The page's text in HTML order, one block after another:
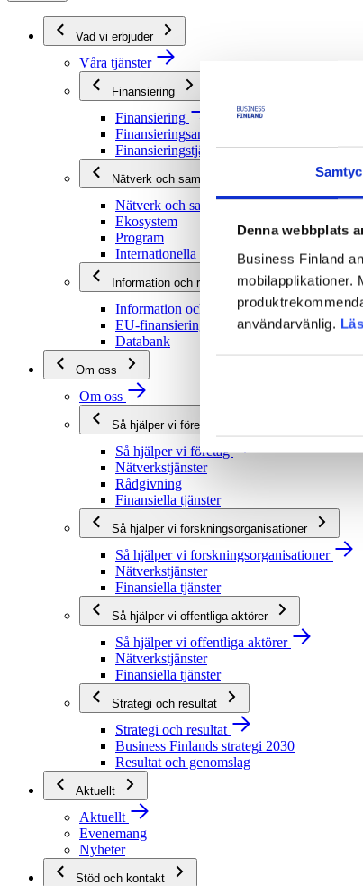
Denna webbplats
Business Finland
mobilapplikationer.
användarvänlig.
Vad vi erbjuder
Våra tjänster
Finansiering
Finansiering
Finansieringsanvisningar
Finansieringstjänster
Nätverk och samarbete
Nätverk och samarbete
Ekosystem
Program
Internationella program och nätverk
Information och rådgivning
Information och rådgivning
EU-finansieringsrådgivning
Databank
Om oss
Om oss
Så hjälper vi företag
Så hjälper vi företag
Nätverkstjänster
Rådgivning
Finansiella tjänster
Så hjälper vi forskningsorganisationer
Så hjälper vi forskningsorganisationer
Nätverkstjänster
Finansiella tjänster
Så hjälper vi offentliga aktörer
Så hjälper vi offentliga aktörer
Nätverkstjänster
Finansiella tjänster
Strategi och resultat
Strategi och resultat
Business Finlands strategi 2030
Resultat och genomslag
Aktuellt
Aktuellt
Evenemang
Nyheter
Stöd och kontakt